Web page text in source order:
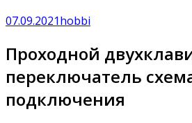
07.09.2021hobbi
Проходной
переключатель
подключения